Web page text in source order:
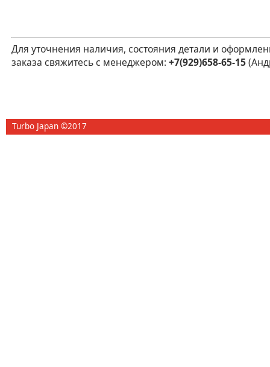
Для уточнения наличия, состояния детали и
заказа свяжитесь с менеджером: +7(929)658-65-15
Turbo Japan ©2017